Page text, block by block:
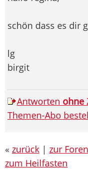
schön dass es dir
lg
birgit
Antworten ohne
Themen-Abo
« zurück | zur
zum Heilfasten